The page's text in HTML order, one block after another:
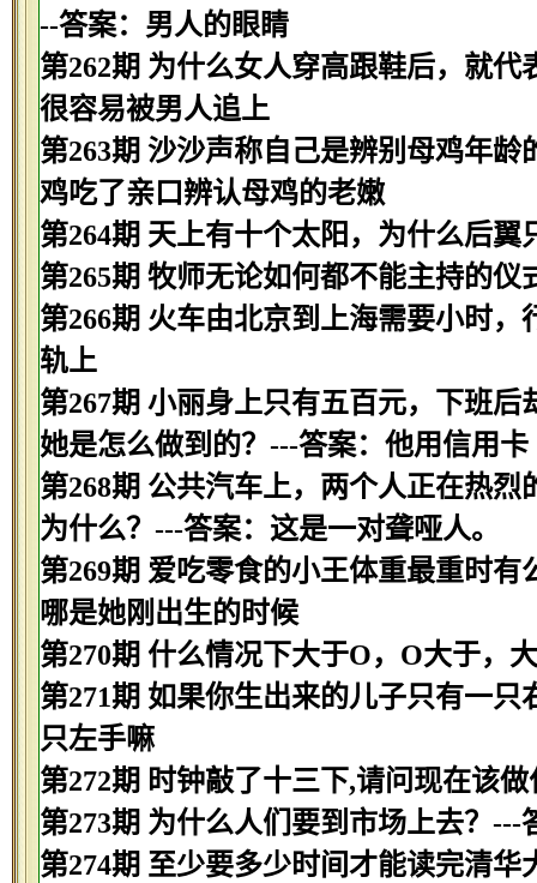
--答案：男人的眼睛
第262期 为什么女人穿高跟鞋后，就
很容易被男人追上
第263期 沙沙声称自己是辨别母鸡年
鸡吃了亲口辨认母鸡的老嫩
第264期 天上有十个太阳，为什么后
第265期 牧师无论如何都不能主持的
第266期 火车由北京到上海需要小时
轨上
第267期 小丽身上只有五百元，下班
她是怎么做到的？---答案：他用信用卡
第268期 公共汽车上，两个人正在热
为什么？---答案：这是一对聋哑人。
第269期 爱吃零食的小王体重最重时
哪是她刚出生的时候
第270期 什么情况下大于O，O大于，
第271期 如果你生出来的儿子只有一
只左手嘛
第272期 时钟敲了十三下,请问现在该
第273期 为什么人们要到市场上去？---
第274期 至少要多少时间才能读完清华